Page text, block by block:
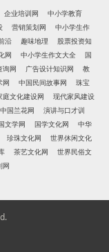
企业培训网
中小学教育
营销策划网
中小学生作
沿 趣味地理
股票投资知
网 中小学生作文大全
国
询网 广告设计知识网
教
网 中国民间故事网
珠宝
庭文化建设网
现代家风建设
中国兰花网
演讲与口才训
文学网 国学文化网
中华
珍珠文化网
世界休闲文化
茶艺文化网
世界民俗文
网